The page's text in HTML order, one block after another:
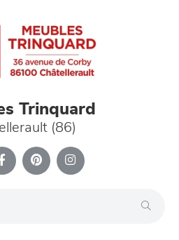
Trinquard
(86)